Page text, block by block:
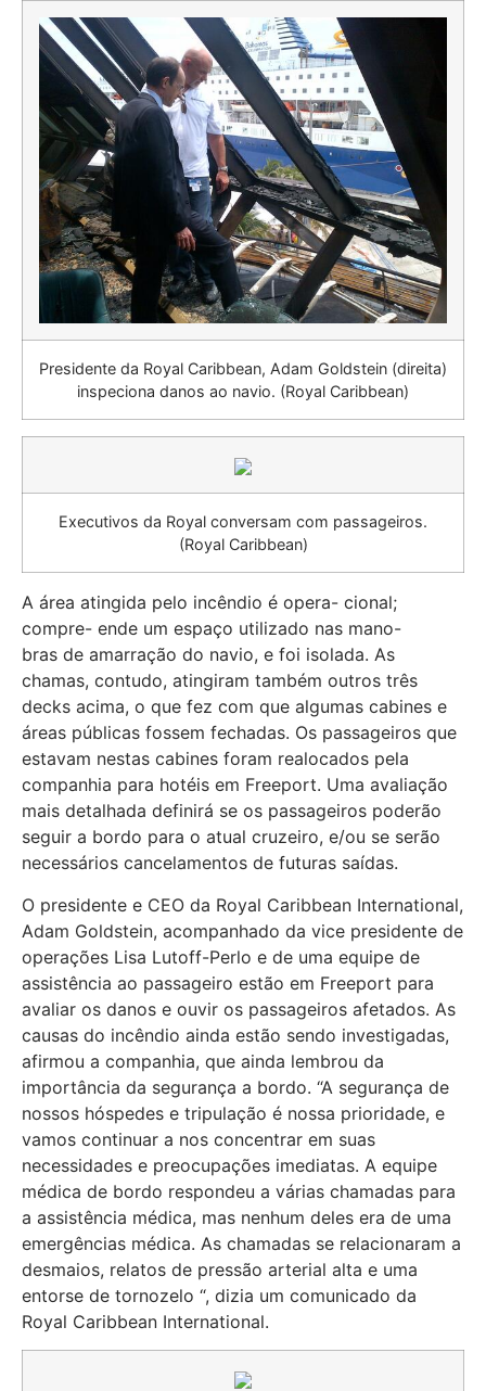
Presidente da Royal Caribbean, Adam Goldstein (direita)
inspeciona danos ao navio. (Royal Caribbean)
Executivos da Royal conversam com passageiros.
(Royal Caribbean)
A área atingida pelo incêndio é opera- cional;
compre- ende um espaço utilizado nas mano-
bras de amarração do navio, e foi isolada. As
chamas, contudo, atingiram também outros três
decks acima, o que fez com que algumas cabines e
áreas públicas fossem fechadas. Os passageiros que
estavam nestas cabines foram realocados pela
companhia para hotéis em Freeport. Uma avaliação
mais detalhada definirá se os passageiros poderão
seguir a bordo para o atual cruzeiro, e/ou se serão
necessários cancelamentos de futuras saídas.
O presidente e CEO da Royal Caribbean International,
Adam Goldstein, acompanhado da vice presidente de
operações Lisa Lutoff-Perlo e de uma equipe de
assistência ao passageiro estão em Freeport para
avaliar os danos e ouvir os passageiros afetados. As
causas do incêndio ainda estão sendo investigadas,
afirmou a companhia, que ainda lembrou da
importância da segurança a bordo. “A segurança de
nossos hóspedes e tripulação é nossa prioridade, e
vamos continuar a nos concentrar em suas
necessidades e preocupações imediatas. A equipe
médica de bordo respondeu a várias chamadas para
a assistência médica, mas nenhum deles era de uma
emergências médica. As chamadas se relacionaram a
desmaios, relatos de pressão arterial alta e uma
entorse de tornozelo “, dizia um comunicado da
Royal Caribbean International.